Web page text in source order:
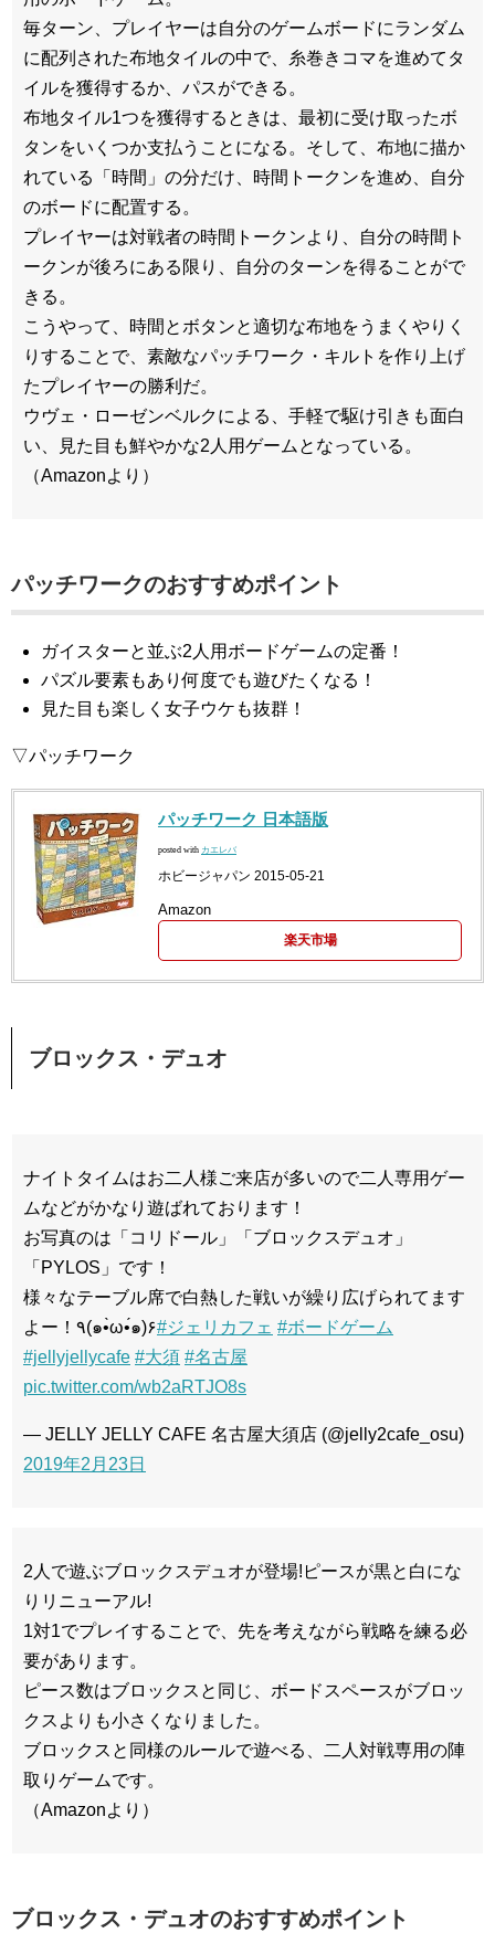
毎ターン、プレイヤーは自分のゲームボードにランダム
に配列された布地タイルの中で、糸巻きコマを進めてタ
イルを獲得するか、パスができる。
布地タイル1つを獲得するときは、最初に受け取ったボ
タンをいくつか支払うことになる。そして、布地に描か
れている「時間」の分だけ、時間トークンを進め、自分
のボードに配置する。
プレイヤーは対戦者の時間トークンより、自分の時間ト
ークンが後ろにある限り、自分のターンを得ることがで
きる。
こうやって、時間とボタンと適切な布地をうまくやりく
りすることで、素敵なパッチワーク・キルトを作り上げ
たプレイヤーの勝利だ。
ウヴェ・ローゼンベルクによる、手軽で駆け引きも面白
い、見た目も鮮やかな2人用ゲームとなっている。
（Amazonより）
パッチワークのおすすめポイント
ガイスターと並ぶ2人用ボードゲームの定番！
パズル要素もあり何度でも遊びたくなる！
見た目も楽しく女子ウケも抜群！
▽パッチワーク
パッチワーク 日本語版
posted with カエレバ
ホビージャパン 2015-05-21
Amazon
楽天市場
ブロックス・デュオ
ナイトタイムはお二人様ご来店が多いので二人専用ゲー
ムなどがかなり遊ばれております！
お写真のは「コリドール」「ブロックスデュオ」
「PYLOS」です！
様々なテーブル席で白熱した戦いが繰り広げられてます
よー！٩(๑•̀ω•́๑)۶#ジェリカフェ #ボードゲーム
#jellyjellycafe #大須 #名古屋
pic.twitter.com/wb2aRTJO8s
— JELLY JELLY CAFE 名古屋大須店 (@jelly2cafe_osu)
2019年2月23日
2人で遊ぶブロックスデュオが登場!ピースが黒と白にな
りリニューアル!
1対1でプレイすることで、先を考えながら戦略を練る必
要があります。
ピース数はブロックスと同じ、ボードスペースがブロッ
クスよりも小さくなりました。
ブロックスと同様のルールで遊べる、二人対戦専用の陣
取りゲームです。
（Amazonより）
ブロックス・デュオのおすすめポイント